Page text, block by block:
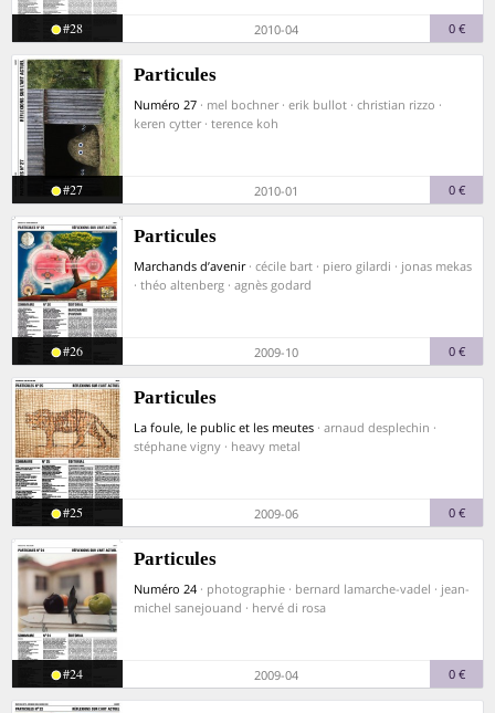
#28 2010-04 0 €
Particules
Numéro 27 · mel bochner · erik bullot · christian rizzo ·
keren cytter · terence koh
#27 2010-01 0 €
Particules
Marchands d’avenir · cécile bart · piero gilardi · jonas mekas
· théo altenberg · agnès godard
#26 2009-10 0 €
Particules
La foule, le public et les meutes · arnaud desplechin ·
stéphane vigny · heavy metal
#25 2009-06 0 €
Particules
Numéro 24 · photographie · bernard lamarche-vadel · jean-
michel sanejouand · hervé di rosa
#24 2009-04 0 €